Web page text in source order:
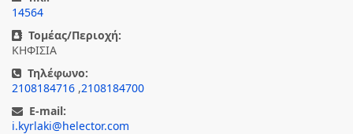
14564
Τομέας/Περιοχή:
ΚΗΦΙΣΙΑ
Τηλέφωνο:
2108184716 ,2108184700
E-mail:
i.kyrlaki@helector.com